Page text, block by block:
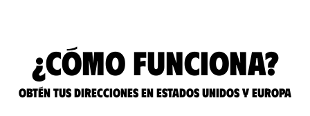
¿Cómo funciona?
Obtén tus direcciones en Estados Unidos y Europa